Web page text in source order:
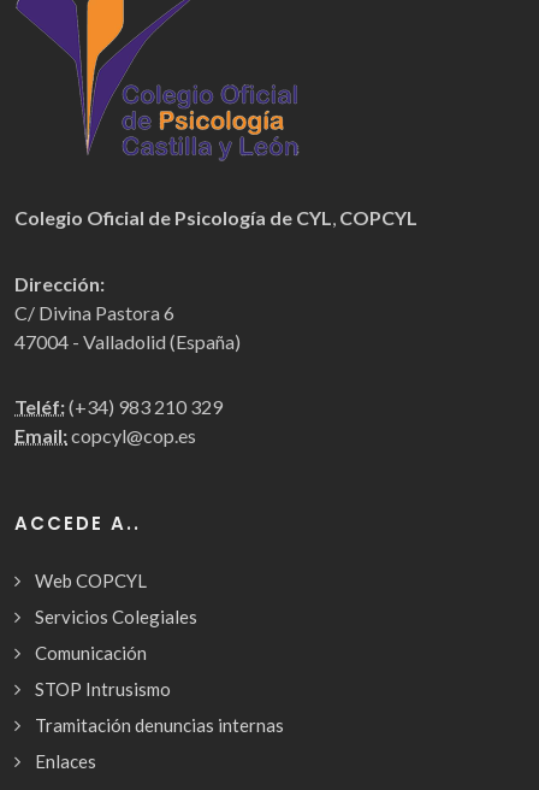
Colegio Oficial de Psicología de CYL, COPCYL
Dirección:
C/ Divina Pastora 6
47004 - Valladolid (España)
Teléf:(+34) 983 210 329
Email:copcyl@cop.es
ACCEDE A..
Web COPCYL
Servicios Colegiales
Comunicación
STOP Intrusismo
Tramitación denuncias internas
Enlaces